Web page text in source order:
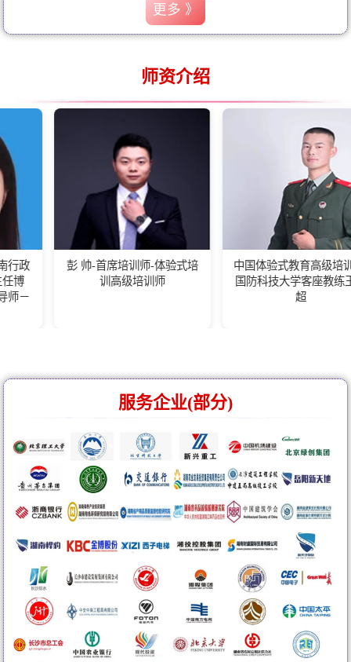
更多 》
师资介绍
彭 帅-首席培训师-体验式培
训高级培训师
中国体验式教育高级培训师-
国防科技大学客座教练王佰
服务企业(部分)